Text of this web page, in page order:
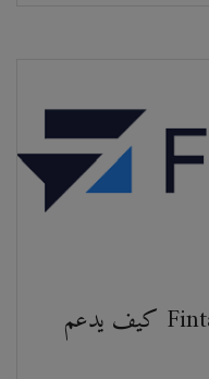
كيف يدعم Fintana المتداولين على كل مستوى